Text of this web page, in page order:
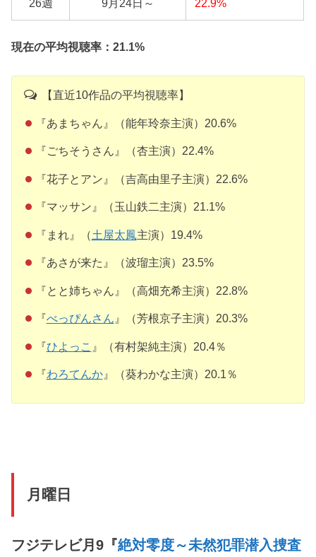
26週 9月24日～ 22.9%
現在の平均視聴率：21.1%
【直近10作品の平均視聴率】
『あまちゃん』（能年玲奈主演）20.6%
『ごちそうさん』（杏主演）22.4%
『花子とアン』（吉高由里子主演）22.6%
『マッサン』（玉山鉄二主演）21.1%
『まれ』（土屋太鳳主演）19.4%
『あさが来た』（波瑠主演）23.5%
『とと姉ちゃん』（高畑充希主演）22.8%
『べっぴんさん 』（芳根京子主演）20.3%
『ひよっこ 』（有村架純主演）20.4％
『わろてんか』（葵わかな主演）20.1％
月曜日
フジテレビ月9『絶対零度～未然犯罪潜入捜査